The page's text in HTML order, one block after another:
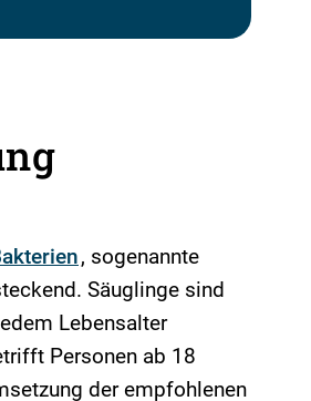
, sogenannte
Säuglinge sind
Lebensalter
Personen ab 18
der empfohlenen